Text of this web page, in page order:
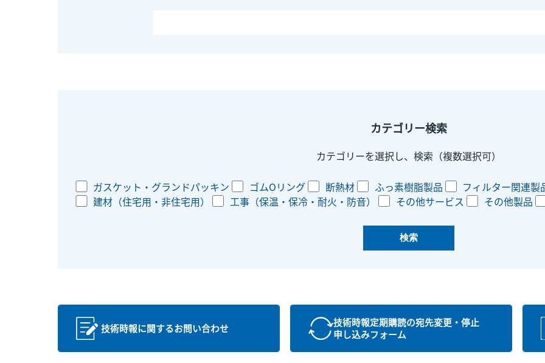
カテゴリー検索
カテゴリーを選択し、検索（複数選択可）
ガスケット・グランドパッキン ゴムOリング 断熱材 ふっ素樹脂製品
フィルター関連製
建材（住宅用・非住宅用）
工事（保温・保冷・耐火・防音） その他サービス その他製品
技術時報に関するお問い合わせ
技術時報定期購読の宛先変更・停止
申し込みフォーム